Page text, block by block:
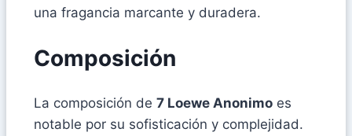
una fragancia marcante y duradera.
Composición
La composición de 7 Loewe Anonimo es
notable por su sofisticación y complejidad.